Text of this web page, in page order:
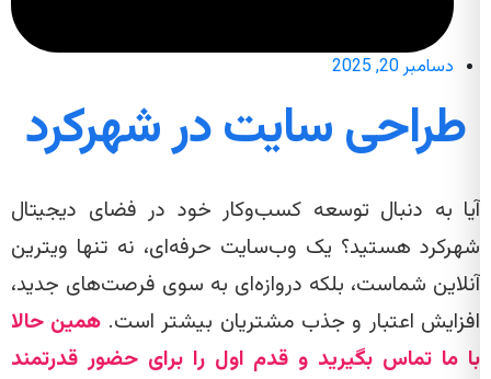
دسامبر 20, 2025
طراحی سایت در شهرکرد
آیا به دنبال توسعه کسب‌وکار خود در فضای دیجیتال
شهرکرد هستید؟ یک وب‌سایت حرفه‌ای، نه تنها ویترین
آنلاین شماست، بلکه دروازه‌ای به سوی فرصت‌های جدید،
افزایش اعتبار و جذب مشتریان بیشتر است. همین حالا
با ما تماس بگیرید و قدم اول را برای حضور قدرتمند